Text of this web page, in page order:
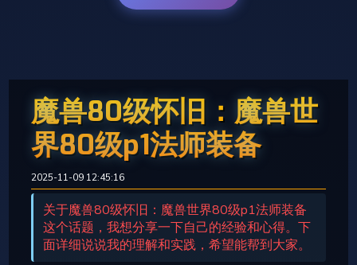
魔兽80级怀旧：魔兽世
界80级p1法师装备
2025-11-09 12:45:16
关于魔兽80级怀旧：魔兽世界80级p1法师装备
这个话题，我想分享一下自己的经验和心得。下
面详细说说我的理解和实践，希望能帮到大家。